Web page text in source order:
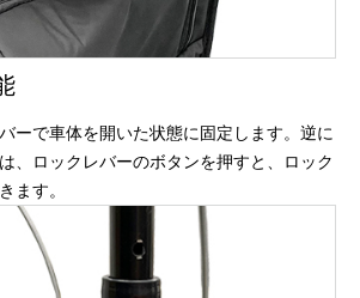
ーで車体を開いた状態に固定します。逆に
、ロックレバーのボタンを押すと、ロック
ます。